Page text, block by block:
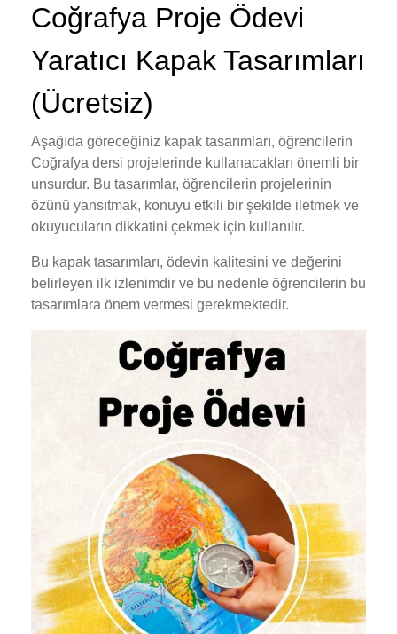
Coğrafya Proje Ödevi
Yaratıcı Kapak Tasarımları
(Ücretsiz)
Aşağıda göreceğiniz kapak tasarımları, öğrencilerin
Coğrafya dersi projelerinde kullanacakları önemli bir
unsurdur. Bu tasarımlar, öğrencilerin projelerinin
özünü yansıtmak, konuyu etkili bir şekilde iletmek ve
okuyucuların dikkatini çekmek için kullanılır.
Bu kapak tasarımları, ödevin kalitesini ve değerini
belirleyen ilk izlenimdir ve bu nedenle öğrencilerin bu
tasarımlara önem vermesi gerekmektedir.